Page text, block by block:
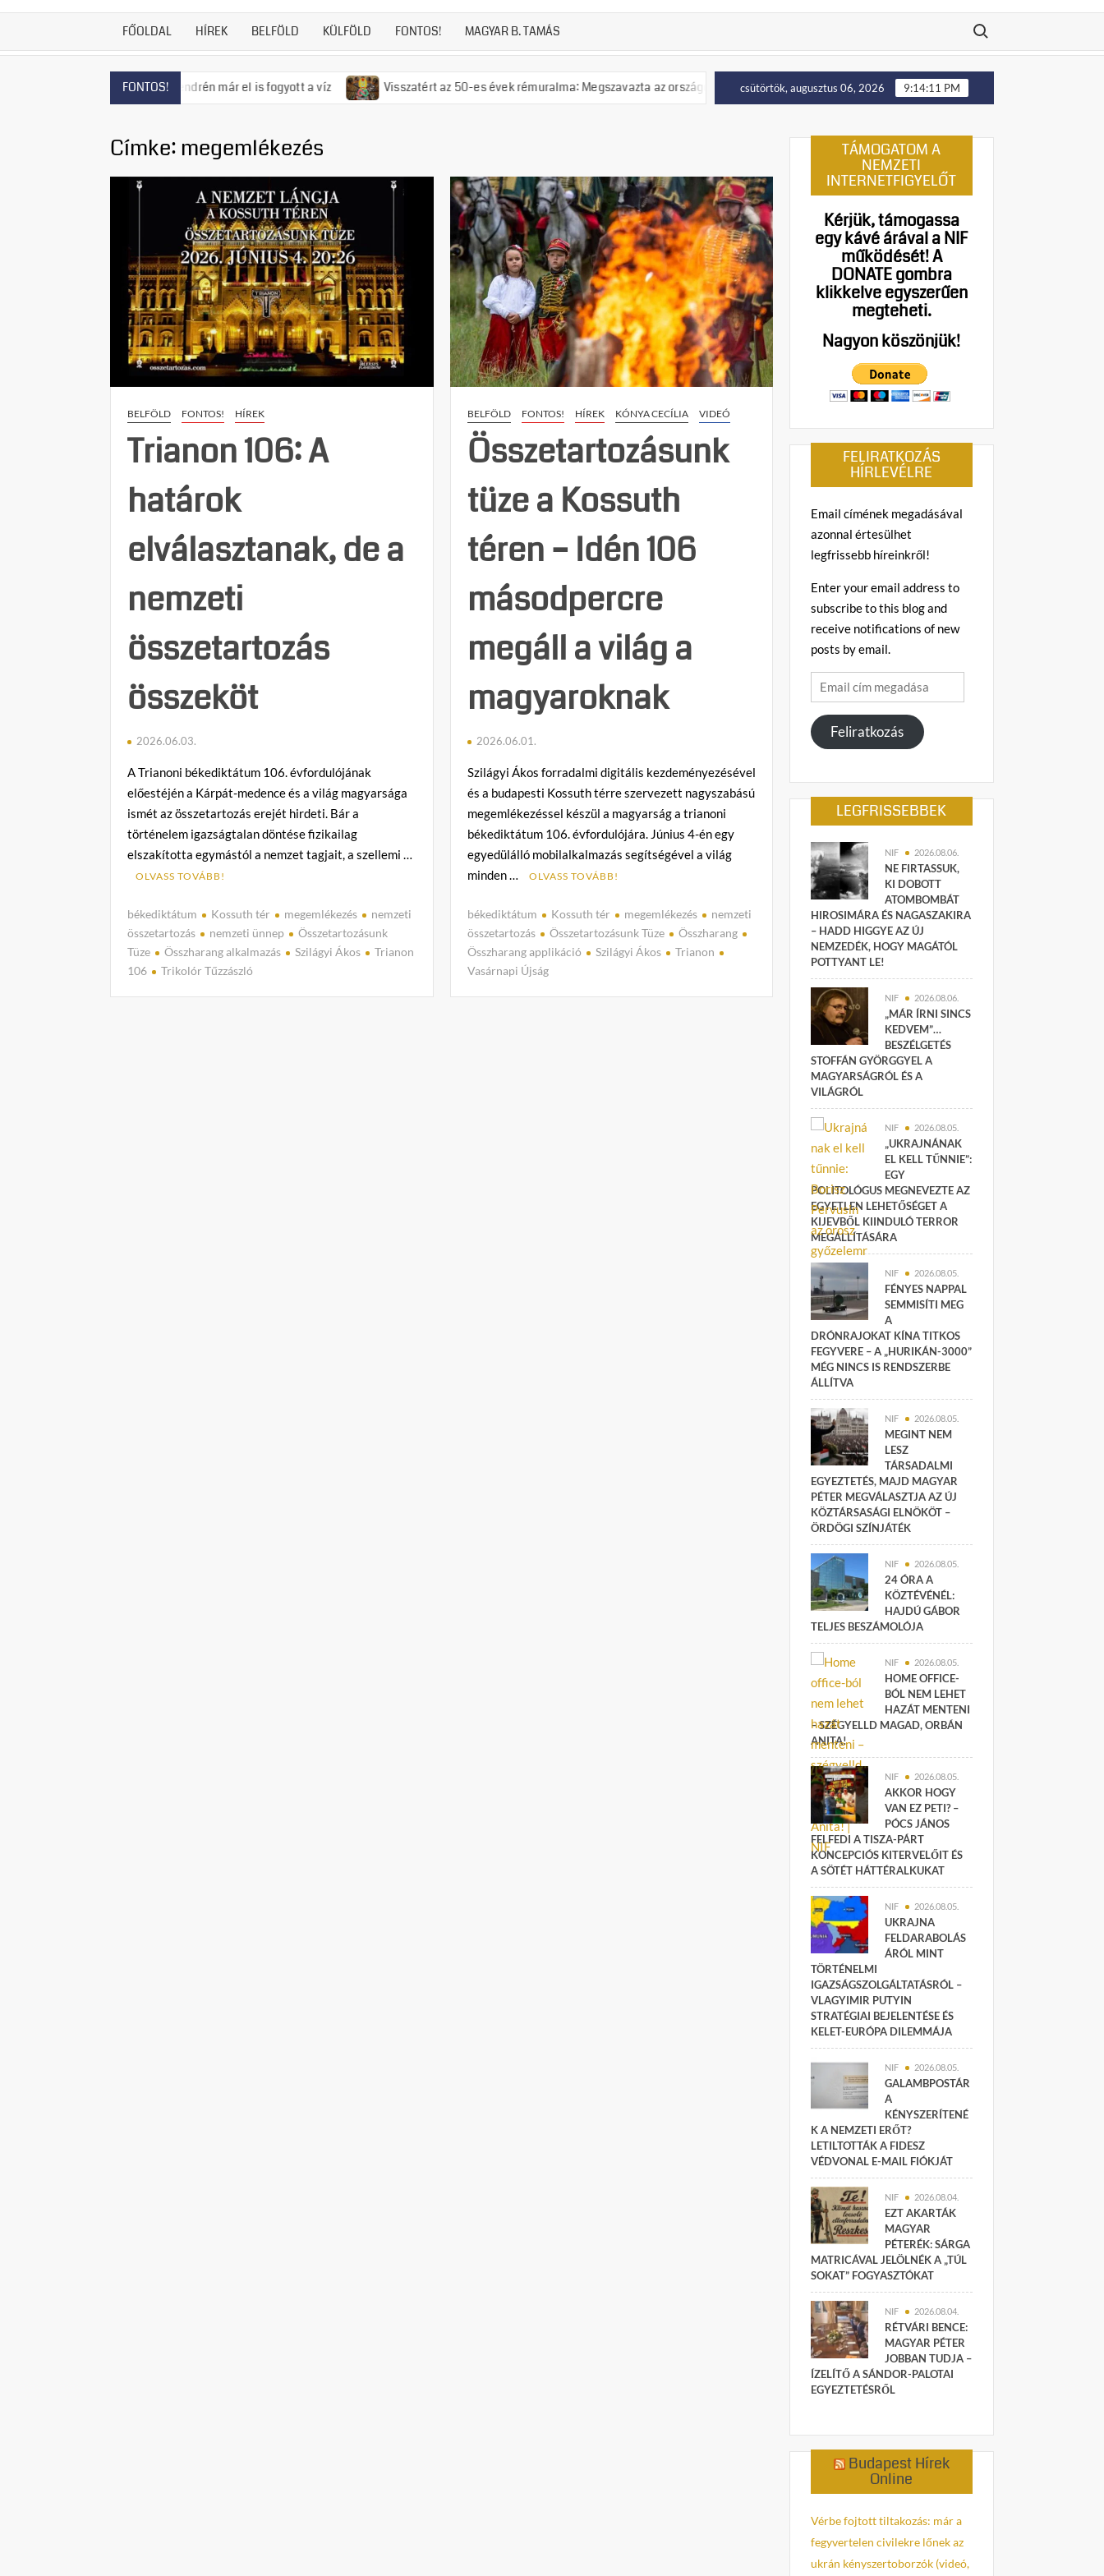
FŐOLDAL HÍREK BELFÖLD KÜLFÖLD FONTOS! MAGYAR B. TAMÁS
Search for:
FONTOS!
fenyeget, Szentendrén már el is fogyott a víz Visszatért az 50-es évek rémuralma: Megszavazta az országgyűlés a tiszás ÁVH felállítását! Putyin: Ukrajna nyugati területei előbb-utóbb
csütörtök, augusztus 06, 2026 9:14:12 PM
Címke: megemlékezés
BELFÖLD FONTOS! HÍREK
Trianon 106: A
határok
elválasztanak, de a
nemzeti
összetartozás
összeköt
2026.06.03.
A Trianoni békediktátum 106. évfordulójának
előestéjén a Kárpát-medence és a világ magyarsága
ismét az összetartozás erejét hirdeti. Bár a
történelem igazságtalan döntése fizikailag
elszakította egymástól a nemzet tagjait, a szellemi …
OLVASS TOVÁBB!
békediktátum Kossuth tér megemlékezés
nemzeti
összetartozás
nemzeti ünnep
Összetartozásunk
Tüze
Összharang alkalmazás Szilágyi Ákos
Trianon
106
Trikolór Tűzzászló
BELFÖLD FONTOS! HÍREK KÓNYA CECÍLIA VIDEÓ
Összetartozásunk
tüze a Kossuth
téren – Idén 106
másodpercre
megáll a világ a
magyaroknak
2026.06.01.
Szilágyi Ákos forradalmi digitális kezdeményezésével
és a budapesti Kossuth térre szervezett nagyszabású
megemlékezéssel készül a magyarság a trianoni
békediktátum 106. évfordulójára. Június 4-én egy
egyedülálló mobilalkalmazás segítségével a világ
minden …
OLVASS TOVÁBB!
békediktátum Kossuth tér megemlékezés
nemzeti
összetartozás
Összetartozásunk Tüze
Összharang
Összharang applikáció
Szilágyi Ákos
Trianon
Vasárnapi Újság
TÁMOGATOM A
NEMZETI
INTERNETFIGYELŐT
Kérjük, támogassa
egy kávé árával a NIF
működését!A
DONATE gombra
klikkelve egyszerűen
megteheti.
Nagyon köszönjük!
FELIRATKOZÁS
HÍRLEVÉLRE
Email címének megadásával
azonnal értesülhet
legfrissebb híreinkről!
Enter your email address to
subscribe to this blog and
receive notifications of new
posts by email.
Email
cím
megadása
Feliratkozás
LEGFRISSEBBEK
NIF 2026.08.06.
NE FIRTASSUK,
KI DOBOTT
ATOMBOMBÁT
HIROSIMÁRA ÉS NAGASZAKIRA
– HADD HIGGYE AZ ÚJ
NEMZEDÉK, HOGY MAGÁTÓL
POTTYANT LE!
NIF 2026.08.06.
„MÁR ÍRNI SINCS
KEDVEM”…
BESZÉLGETÉS
STOFFÁN GYÖRGGYEL A
MAGYARSÁGRÓL ÉS A
VILÁGRÓL
NIF 2026.08.05.
„UKRAJNÁNAK
EL KELL TŰNNIE”:
EGY
POLITOLÓGUS MEGNEVEZTE AZ
EGYETLEN LEHETŐSÉGET A
KIJEVBŐL KIINDULÓ TERROR
MEGÁLLÍTÁSÁRA
NIF 2026.08.05.
FÉNYES NAPPAL
SEMMISÍTI MEG
A
DRÓNRAJOKAT KÍNA TITKOS
FEGYVERE – A „HURIKÁN-3000”
MÉG NINCS IS RENDSZERBE
ÁLLÍTVA
NIF 2026.08.05.
MEGINT NEM
LESZ
TÁRSADALMI
EGYEZTETÉS, MAJD MAGYAR
PÉTER MEGVÁLASZTJA AZ ÚJ
KÖZTÁRSASÁGI ELNÖKÖT –
ÖRDÖGI SZÍNJÁTÉK
NIF 2026.08.05.
24 ÓRA A
KÖZTÉVÉNÉL:
HAJDÚ GÁBOR
TELJES BESZÁMOLÓJA
NIF 2026.08.05.
HOME OFFICE-
BÓL NEM LEHET
HAZÁT MENTENI
– SZÉGYELLD MAGAD, ORBÁN
ANITA!
NIF 2026.08.05.
AKKOR HOGY
VAN EZ PETI? –
PÓCS JÁNOS
FELFEDI A TISZA-PÁRT
KONCEPCIÓS KITERVELŐIT ÉS
A SÖTÉT HÁTTÉRALKUKAT
NIF 2026.08.05.
UKRAJNA
FELDARABOLÁS
ÁRÓL MINT
TÖRTÉNELMI
IGAZSÁGSZOLGÁLTATÁSRÓL –
VLAGYIMIR PUTYIN
STRATÉGIAI BEJELENTÉSE ÉS
KELET-EURÓPA DILEMMÁJA
NIF 2026.08.05.
GALAMBPOSTÁR
A
KÉNYSZERÍTENÉ
K A NEMZETI ERŐT?
LETILTOTTÁK A FIDESZ
VÉDVONAL E-MAIL FIÓKJÁT
NIF 2026.08.04.
EZT AKARTÁK
MAGYAR
PÉTERÉK: SÁRGA
MATRICÁVAL JELÖLNÉK A „TÚL
SOKAT” FOGYASZTÓKAT
NIF 2026.08.04.
RÉTVÁRI BENCE:
MAGYAR PÉTER
JOBBAN TUDJA –
ÍZELÍTŐ A SÁNDOR-PALOTAI
EGYEZTETÉSRŐL
Budapest Hírek
Online
Vérbe fojtott tiltakozás: már a
fegyvertelen civilekre lőnek az
ukrán kényszertoborzók (videó,